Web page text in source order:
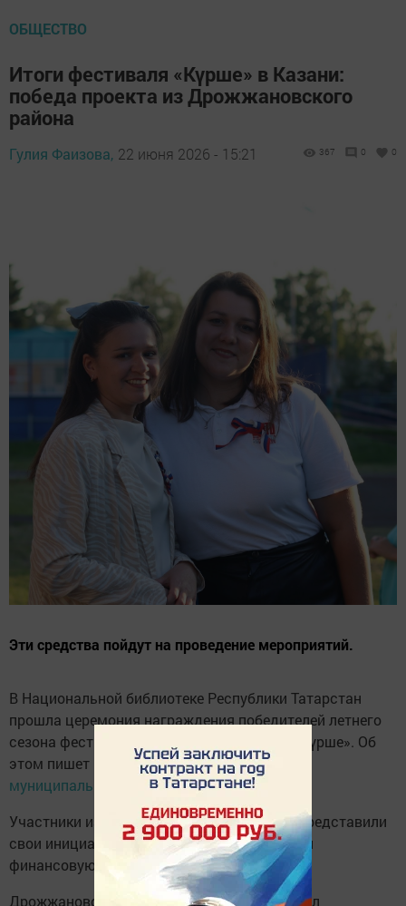
ОБЩЕСТВО
Итоги фестиваля «Күрше» в Казани:
победа проекта из Дрожжановского
района
Гулия Фаизова, 22 июня 2026 - 15:21 367 0 0
Эти средства пойдут на проведение мероприятий.
В Национальной библиотеке Республики Татарстан
прошла церемония награждения победителей летнего
сезона фестиваля социальных проектов «Күрше». Об
этом пишет
МБУ МПДК Дрожжановского
муниципального района
Участники из разных уголков республики представили
свои инициативы, а лучшие из них получили
финансовую поддержку на реализацию.
Дрожжановский район достойно представил